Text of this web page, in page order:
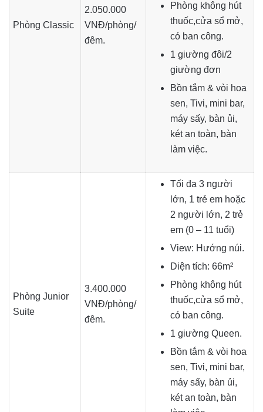
Phòng Classic
2.050.000
VNĐ/phòng/
đêm.
Phòng không hút
thuốc,cửa sổ mở,
có ban công.
1 giường đôi/2
giường đơn
Bồn tắm & vòi hoa
sen, Tivi, mini bar,
máy sấy, bàn ủi,
két an toàn, bàn
làm việc.
Phòng Junior
Suite
3.400.000
VNĐ/phòng/
đêm.
Tối đa 3 người
lớn, 1 trẻ em hoặc
2 người lớn, 2 trẻ
em (0 – 11 tuổi)
View: Hướng núi.
Diện tích: 66m²
Phòng không hút
thuốc,cửa sổ mở,
có ban công.
1 giường Queen.
Bồn tắm & vòi hoa
sen, Tivi, mini bar,
máy sấy, bàn ủi,
két an toàn, bàn